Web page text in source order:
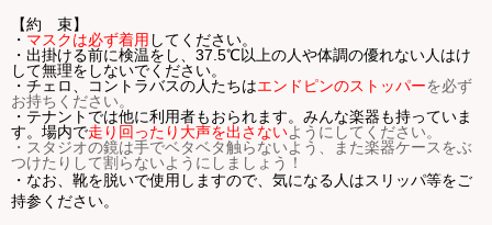
【約 束】
・ マスクは必ず着用 してください。
・出掛ける前に検温をし、37.5℃以上の人や体調の優れない人はけ
して無理をしないでください。
・チェロ、コントラバスの人たちはエンドピンのストッパーを必ず
お持ちください。
・テナントでは他に利用者もおられます。みんな楽器も持っていま
す。場内で走り回ったり大声を出さないようにしてください。
・スタジオの鏡は手でベタベタ触らないよう、また楽器ケースをぶ
つけたりして割らないようにしましょう！
・なお、靴を脱いで使用しますので、気になる人はスリッパ等をご
持参ください。